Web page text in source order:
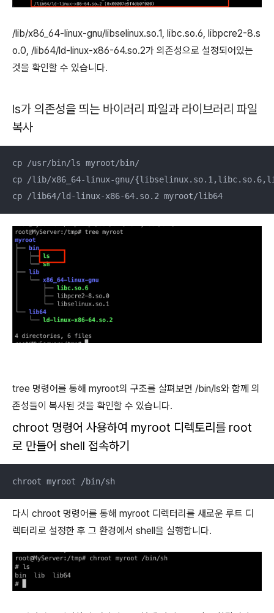
/lib/x86_64-linux-gnu/libselinux.so.1, libc.so.6, libpcre2-8.s
o.0, /lib64/ld-linux-x86-64.so.2가 의존성으로 설정되어있는
것을 확인할 수 있습니다.
ls가 의존성을 띄는 바이러리 파일과 라이브러리 파일
복사
cp /usr/bin/ls myroot/bin/
cp /lib/x86_64-linux-gnu/
cp /lib64/ld-linux-x86-64.so.2 myroot/lib64
tree 명령어를 통해 myroot의 구조를 살펴보면 /bin/ls와 함께 의
존성들이 복사된 것을 확인할 수 있습니다.
chroot 명령어 사용하여 myroot 디렉토리를 root
로 만들어 shell 접속하기
chroot myroot /bin/sh
다시 chroot 명령어를 통해 myroot 디렉터리를 새로운 루트 디
렉터리로 설정한 후 그 환경에서 shell을 실행합니다.